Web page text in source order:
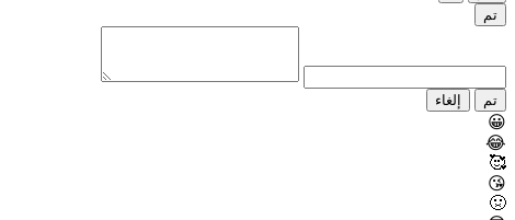
تم
تم إلغاء
😀
😂
🥰
😘
🤢